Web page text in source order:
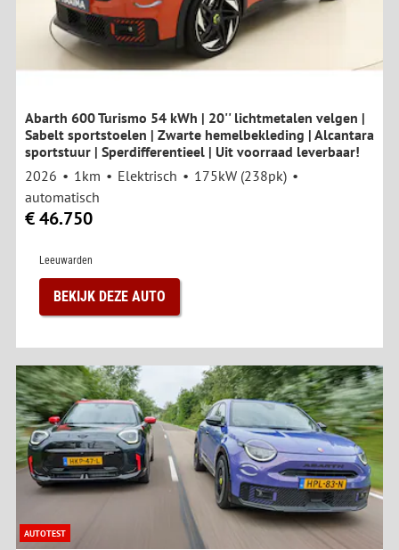
Abarth 600 Turismo 54 kWh | 20'' lichtmetalen velgen |
Sabelt sportstoelen | Zwarte hemelbekleding | Alcantara
sportstuur | Sperdifferentieel | Uit voorraad leverbaar!
2026
1km Elektrisch
175kW (238pk)
automatisch
€ 46.750
Leeuwarden
BEKIJK DEZE AUTO
AUTOTEST